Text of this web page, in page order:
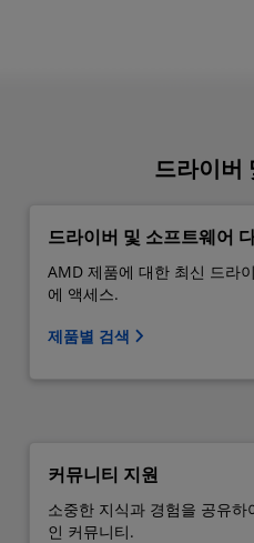
드라이버
드라이버 및 소프트웨어
AMD 제품에 대한 최신 드라
에 액세스.
제품별 검색
커뮤니티 지원
소중한 지식과 경험을 공유
인 커뮤니티.